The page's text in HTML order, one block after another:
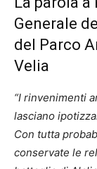
Generale
del Parco
Velia
“I rinvenimenti
lasciano
Con tutta
conservate le